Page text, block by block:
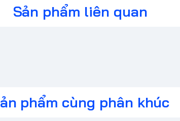
Sản phẩm liên quan
phẩm cùng phân khúc